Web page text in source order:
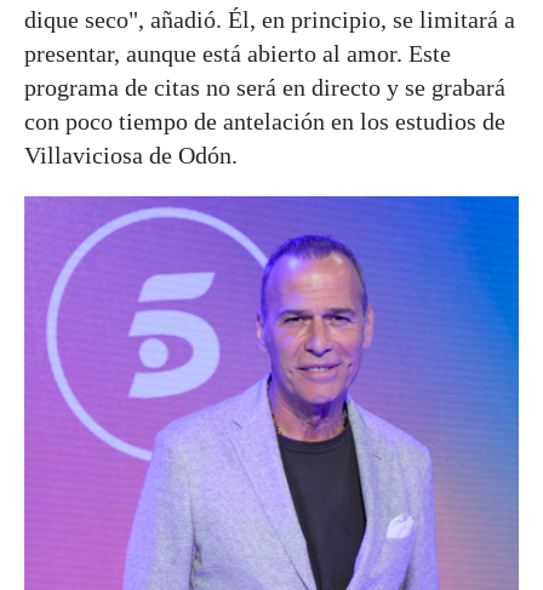
dique seco", añadió. Él, en principio, se limitará a
presentar, aunque está abierto al amor. Este
programa de citas no será en directo y se grabará
con poco tiempo de antelación en los estudios de
Villaviciosa de Odón.